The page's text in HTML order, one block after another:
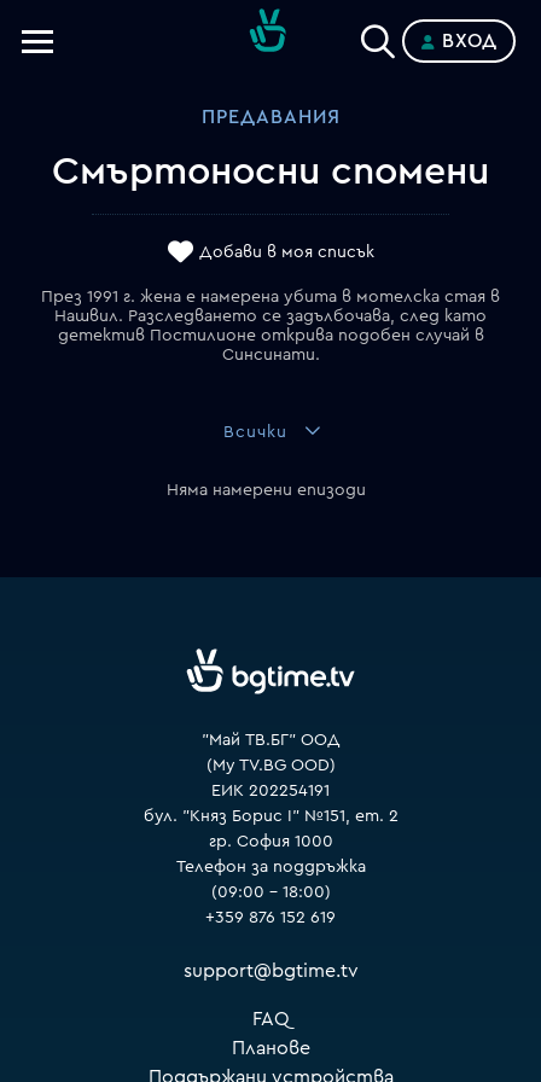
ВХОД
ПРЕДАВАНИЯ
Смъртоносни спомени
Добави в моя списък
През 1991 г. жена е намерена убита в мотелска стая в
Нашвил. Разследването се задълбочава, след като
детектив Постилионе открива подобен случай в
Синсинати.
Всички
Няма намерени епизоди
"Май ТВ.БГ" ООД
(My TV.BG OOD)
ЕИК 202254191
бул. "Княз Борис I" №151, ет. 2
гр. София 1000
Телефон за поддръжка
(09:00 – 18:00)
+359 876 152 619
support@bgtime.tv
FAQ
Планове
Поддържани устройства